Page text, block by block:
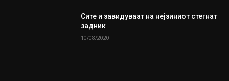
Сите и завидуваат на нејзиниот стегнат
задник
10/08/2020